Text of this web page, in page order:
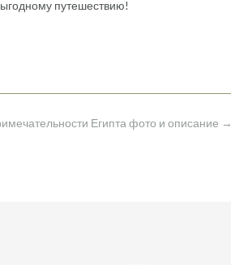
путешествию!
Египта фото и описание →